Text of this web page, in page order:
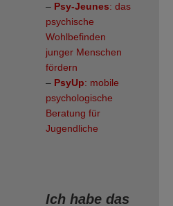
– Psy-Jeunes: das
psychische
Wohlbefinden
junger Menschen
fördern
– PsyUp: mobile
psychologische
Beratung für
Jugendliche
Ich habe das